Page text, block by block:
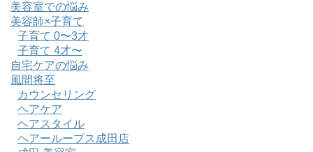
美容室での悩み
美容師×子育て
子育て 0〜3才
子育て 4才〜
自宅ケアの悩み
風間将至
カウンセリング
ヘアケア
ヘアスタイル
ヘアーループス成田店